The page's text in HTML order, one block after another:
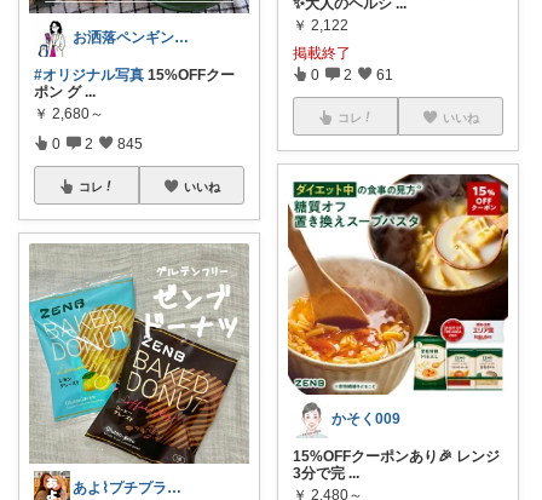
お洒落ペンギン🐧暮らし×ときめき
#オリジナル写真 15%OFFクー
ポン グ ...
￥ 2,680～
0 2 845
コレ いいね
あよ⌇プチプラ大好き男の子ママ♥
✨大人のヘルシ ...
￥ 2,122
掲載終了
0 2 61
コレ いいね
かそく009
15%OFFクーポンあり🎉 レンジ
3分で完 ...
￥ 2,480～